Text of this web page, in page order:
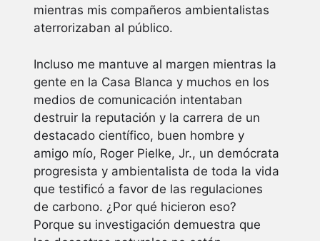
mientras mis compañeros ambientalistas
aterrorizaban al público.
Incluso me mantuve al margen mientras la
gente en la Casa Blanca y muchos en los
medios de comunicación intentaban
destruir la reputación y la carrera de un
destacado científico, buen hombre y
amigo mío, Roger Pielke, Jr., un demócrata
progresista y ambientalista de toda la vida
que testificó a favor de las regulaciones
de carbono. ¿Por qué hicieron eso?
Porque su investigación demuestra que